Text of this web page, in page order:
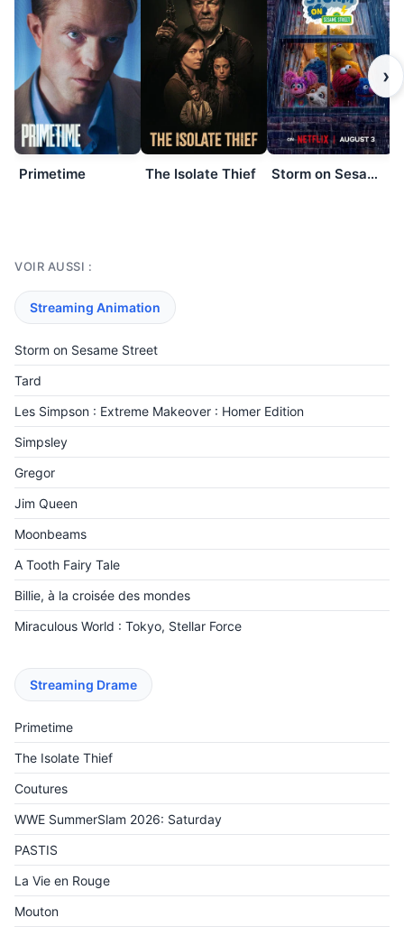
Primetime The Isolate Thief Storm on Sesame Street
›
VOIR AUSSI :
Streaming Animation
Storm on Sesame Street
Tard
Les Simpson : Extreme Makeover : Homer Edition
Simpsley
Gregor
Jim Queen
Moonbeams
A Tooth Fairy Tale
Billie, à la croisée des mondes
Miraculous World : Tokyo, Stellar Force
Streaming Drame
Primetime
The Isolate Thief
Coutures
WWE SummerSlam 2026: Saturday
PASTIS
La Vie en Rouge
Mouton